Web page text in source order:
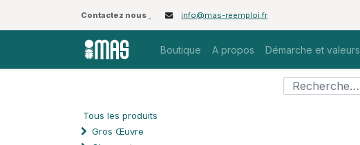
Contactez nous info@mas-reemploi.fr
Boutique A propos Démarche et valeurs
Tous les produits
Gros Œuvre